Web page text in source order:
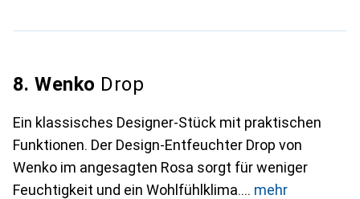
8. Wenko Drop
Ein klassisches Designer-Stück mit praktischen
Funktionen. Der Design-Entfeuchter Drop von
Wenko im angesagten Rosa sorgt für weniger
Feuchtigkeit und ein Wohlfühlklima.
mehr